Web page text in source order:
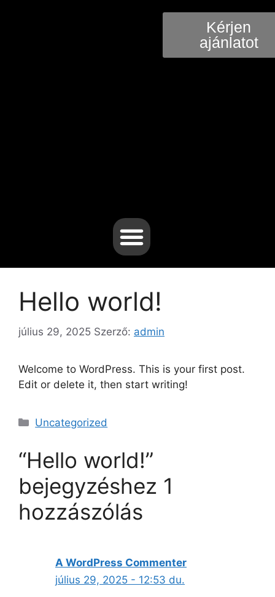
Kérjen
ajánlatot
Hello world!
július 29, 2025 Szerző: admin
Welcome to WordPress. This is your first post.
Edit or delete it, then start writing!
Uncategorized
“Hello world!”
bejegyzéshez 1
hozzászólás
A WordPress Commenter
július 29, 2025 - 12:53 du.